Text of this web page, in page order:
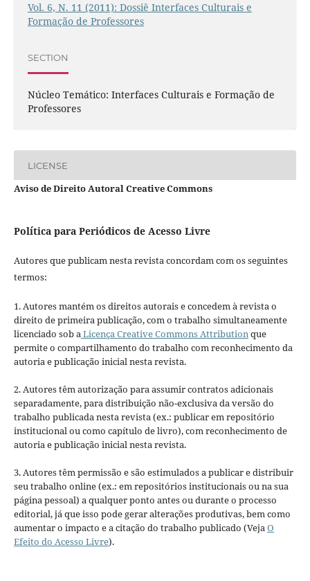
Vol. 6, N. 11 (2011): Dossiê Interfaces Culturais e
Formação de Professores
SECTION
Núcleo Temático: Interfaces Culturais e Formação de
Professores
LICENSE
Aviso de Direito Autoral Creative Commons
Política para Periódicos de Acesso Livre
Autores que publicam nesta revista concordam com os seguintes
termos:
1. Autores mantém os direitos autorais e concedem à revista o
direito de primeira publicação, com o trabalho simultaneamente
licenciado sob aLicença Creative Commons Attributionque
permite o compartilhamento do trabalho com reconhecimento da
autoria e publicação inicial nesta revista.
2. Autores têm autorização para assumir contratos adicionais
separadamente, para distribuição não-exclusiva da versão do
trabalho publicada nesta revista (ex.: publicar em repositório
institucional ou como capítulo de livro), com reconhecimento de
autoria e publicação inicial nesta revista.
3. Autores têm permissão e são estimulados a publicar e distribuir
seu trabalho online (ex.: em repositórios institucionais ou na sua
página pessoal) a qualquer ponto antes ou durante o processo
editorial, já que isso pode gerar alterações produtivas, bem como
aumentar o impacto e a citação do trabalho publicado (VejaO
Efeito do Acesso Livre).